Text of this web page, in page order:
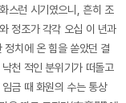
스런 시기였으니, 흔히 조
정조가 각각 오십 이 년과
정치에 온 힘을 쏟았던 결
천 적인 분위기가 떠돌고
금 때 화원의 수는 통상